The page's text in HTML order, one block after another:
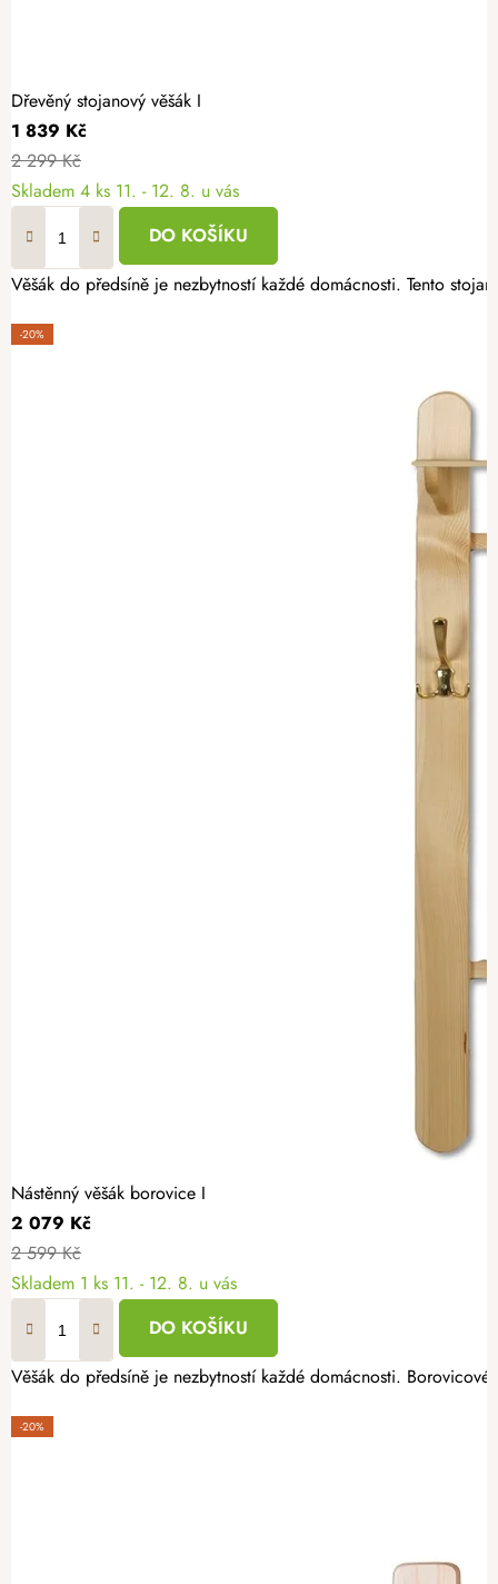
Dřevěný stojanový věšák I
1 839 Kč
2 299 Kč
Skladem 4 ks 11. - 12. 8. u vás
DO KOŠÍKU
-20%
Nástěnný věšák borovice I
2 079 Kč
2 599 Kč
Skladem 1 ks 11. - 12. 8. u vás
DO KOŠÍKU
Věšák do předsíně je nezbytností každé domácnosti.
-20%